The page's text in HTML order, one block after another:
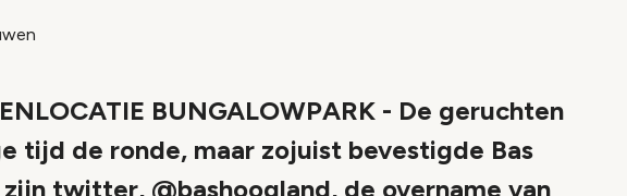
BUNGALOWPARK - De geruchten
tijd de ronde, maar zojuist bevestigde Bas
twitter, @bashoogland, de overname van